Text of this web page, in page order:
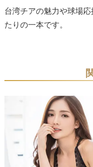
台湾チアの魅力や球場
たりの一本です。